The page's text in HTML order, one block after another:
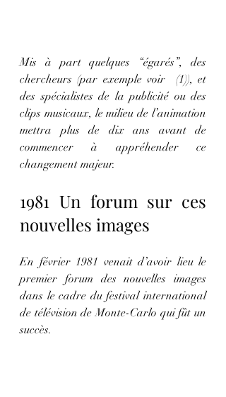
Mis à part quelques “égarés”, des
chercheurs (par exemple voir  (1)), et
des spécialistes de la publicité ou des
clips musicaux, le milieu de l’animation
mettra plus de dix ans avant de
commencer à appréhender ce
changement majeur.
1981 Un forum sur ces
nouvelles images
En février 1981 venait d’avoir lieu le
premier forum des nouvelles images
dans le cadre du festival international
de télévision de Monte-Carlo qui fût un
succès.